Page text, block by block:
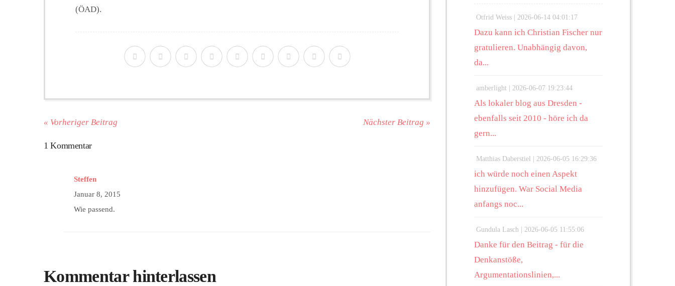
(ÖAD).
« Vorheriger Beitrag Nächster Beitrag »
1 Kommentar
Steffen
Januar 8, 2015
Wie passend.
Kommentar hinterlassen
Otfrid Weiss | 2026-06-14 04:01:17
Dazu kann ich Christian Fischer nur
gratulieren. Unabhängig davon,
da...
amberlight | 2026-06-07 19:23:44
Als lokaler blog aus Dresden -
ebenfalls seit 2010 - höre ich da
gern...
Matthias Daberstiel | 2026-06-05 16:29:36
ich würde noch einen Aspekt
hinzufügen. War Social Media
anfangs noc...
Gundula Lasch | 2026-06-05 11:55:06
Danke für den Beitrag - für die
Denkanstöße,
Argumentationslinien,...